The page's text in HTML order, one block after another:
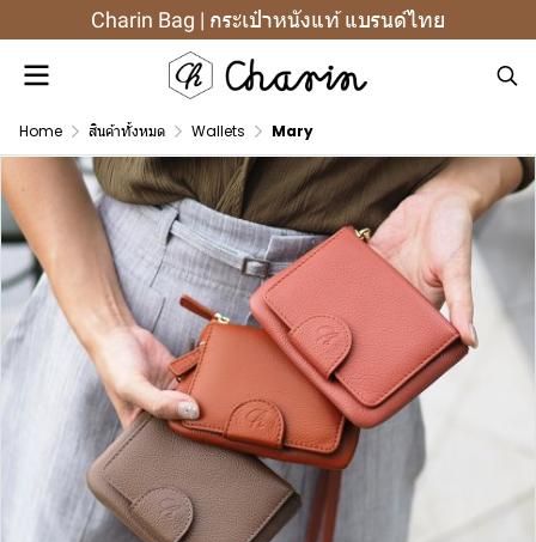
Charin Bag | กระเป๋าหนังแท้ แบรนด์ไทย
Home สินค้าทั้งหมด Wallets Mary